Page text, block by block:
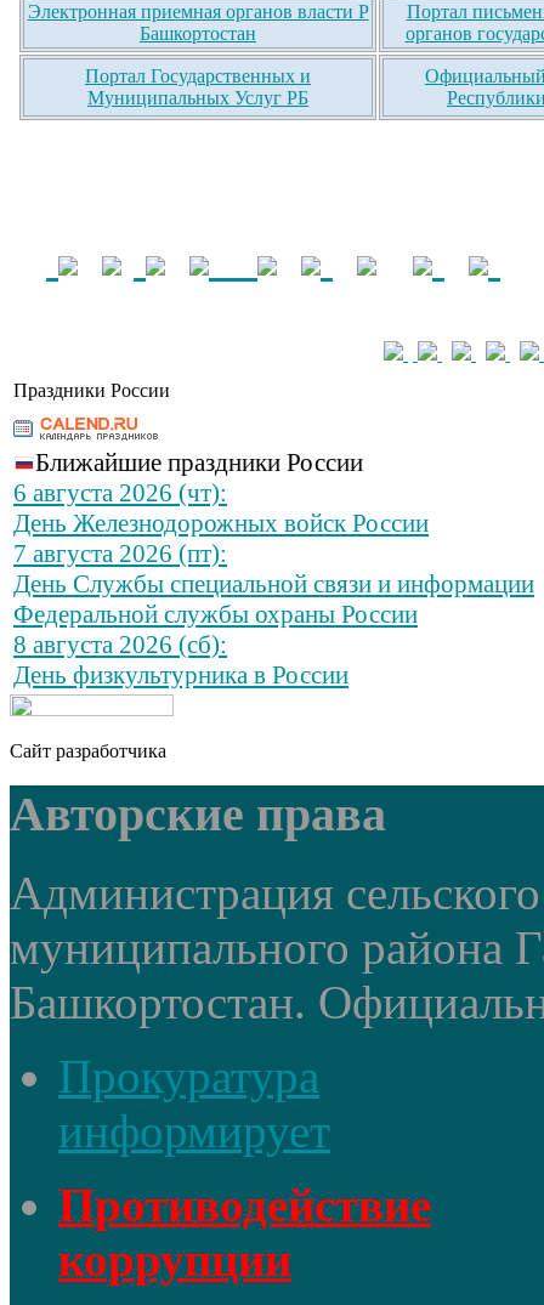
Электронная приемная органов власти Р
Башкортостан
Портал
органов
Портал Государственных и
Муниципальных Услуг РБ
Официальный
Праздники России
Ближайшие праздники России
6 августа 2026 (чт):
День Железнодорожных войск России
7 августа 2026 (пт):
День Службы специальной связи и информации
Федеральной службы охраны России
8 августа 2026 (сб):
День физкультурника в России
Сайт разработчика
Авторские права
Администрация
муниципального района
Башкортостан.
Прокуратура
информирует
Противодействие
коррупции